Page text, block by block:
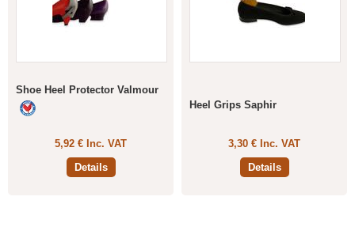
Shoe Heel Protector Valmour
5,92 € Inc. VAT
Details
Heel Grips Saphir
3,30 € Inc. VAT
Details